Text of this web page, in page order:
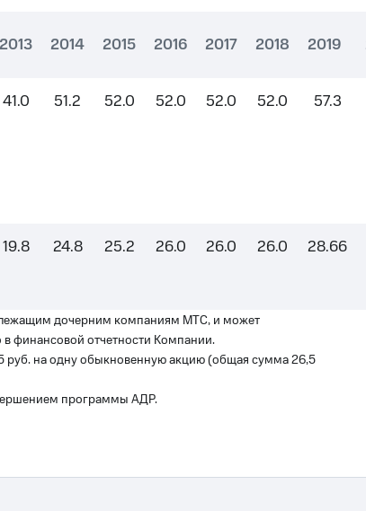
2013 2014 2015 2016 2017 2018 2019
41.0 51.2 52.0 52.0 52.0 52.0 57.3
19.8 24.8 25.2 26.0 26.0 26.0 28.66
дочерним компаниям МТС, и может
в финансовой отчетности Компании.
руб. на одну обыкновенную акцию (общая сумма 26,5
программы АДР.